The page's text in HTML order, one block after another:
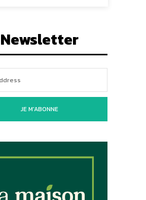
Newsletter
JE M'ABONNE